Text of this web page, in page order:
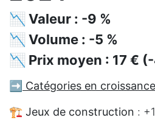
📉 Valeur : -9 %
📉 Volume : -5 %
📉 Prix moyen : 17 €
➡️ Catégories en croissance
🏗️ Jeux de construction :